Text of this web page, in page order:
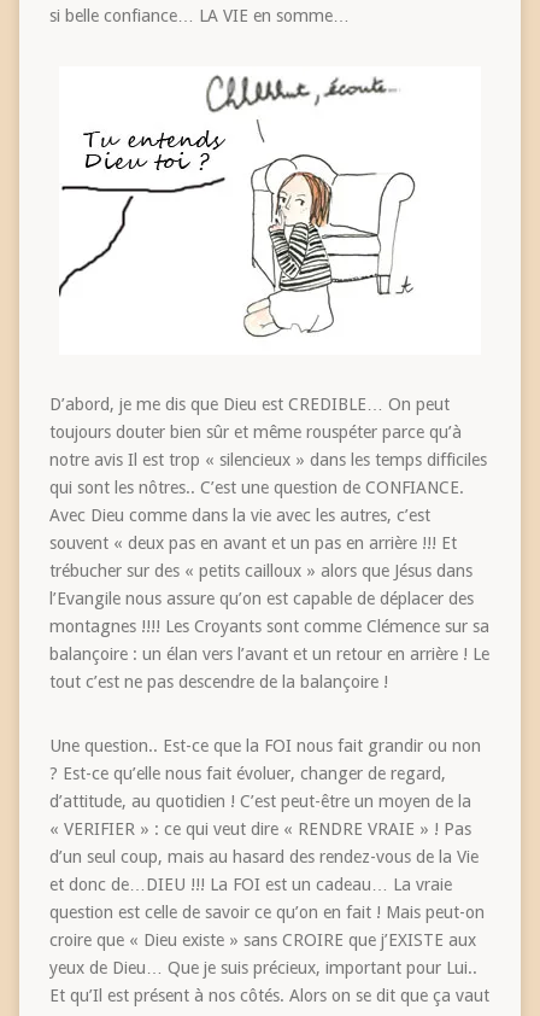
si belle confiance… LA VIE en somme…
D’abord, je me dis que Dieu est CREDIBLE… On peut
toujours douter bien sûr et même rouspéter parce qu’à
notre avis Il est trop « silencieux » dans les temps difficiles
qui sont les nôtres.. C’est une question de CONFIANCE.
Avec Dieu comme dans la vie avec les autres, c’est
souvent « deux pas en avant et un pas en arrière !!! Et
trébucher sur des « petits cailloux » alors que Jésus dans
l’Evangile nous assure qu’on est capable de déplacer des
montagnes !!!! Les Croyants sont comme Clémence sur sa
balançoire : un élan vers l’avant et un retour en arrière ! Le
tout c’est ne pas descendre de la balançoire !
Une question.. Est-ce que la FOI nous fait grandir ou non
? Est-ce qu’elle nous fait évoluer, changer de regard,
d’attitude, au quotidien ! C’est peut-être un moyen de la
« VERIFIER » : ce qui veut dire « RENDRE VRAIE » ! Pas
d’un seul coup, mais au hasard des rendez-vous de la Vie
et donc de…DIEU !!! La FOI est un cadeau… La vraie
question est celle de savoir ce qu’on en fait ! Mais peut-on
croire que « Dieu existe » sans CROIRE que j’EXISTE aux
yeux de Dieu… Que je suis précieux, important pour Lui..
Et qu’Il est présent à nos côtés. Alors on se dit que ça vaut